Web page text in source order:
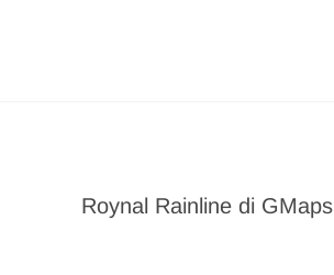
Roynal Rainline di GMaps